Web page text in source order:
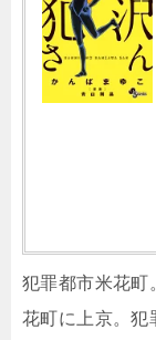
犯罪都市米花町
花町に上京。犯